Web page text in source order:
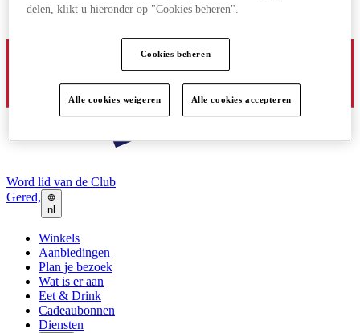
Word lid van de Club
Gered,
nl
Winkels
Aanbiedingen
Plan je bezoek
Wat is er aan
Eet & Drink
Cadeaubonnen
Diensten
delen, klikt u hieronder op "Cookies beheren".
Cookies beheren
Alle cookies weigeren Alle cookies accepteren